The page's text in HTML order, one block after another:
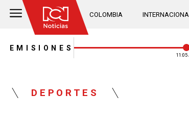
COLOMBIA
EMISIONES
11:05
DEPORTES